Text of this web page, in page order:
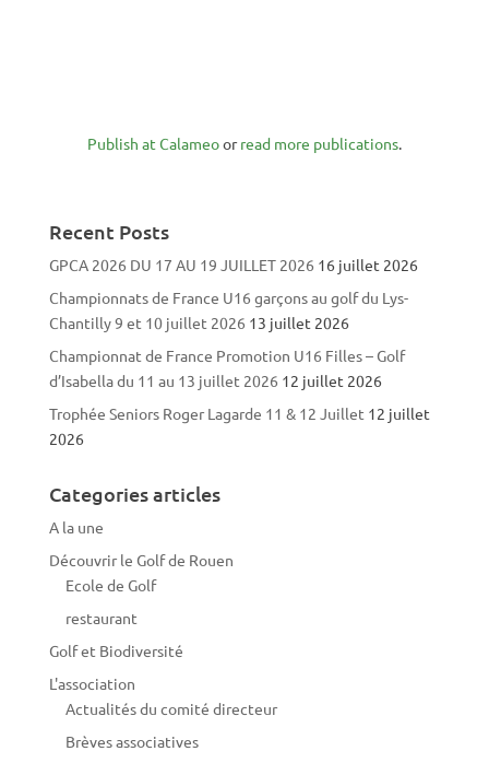
Publish at Calameoorread more publications.
Recent Posts
GPCA 2026 DU 17 AU 19 JUILLET 2026 16 juillet 2026
Championnats de France U16 garçons au golf du Lys-
Chantilly 9 et 10 juillet 2026 13 juillet 2026
Championnat de France Promotion U16 Filles – Golf
d’Isabella du 11 au 13 juillet 2026 12 juillet 2026
Trophée Seniors Roger Lagarde 11 & 12 Juillet 12 juillet
2026
Categories articles
A la une
Découvrir le Golf de Rouen
Ecole de Golf
restaurant
Golf et Biodiversité
L'association
Actualités du comité directeur
Brèves associatives